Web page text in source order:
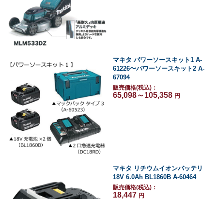
マキタ パワーソースキット1 A-
61226〜パワーソースキット2 A-
67094
販売価格(税込)：
65,098～105,358 円
マキタ リチウムイオンバッテリ
18V 6.0Ah BL1860B A-60464
販売価格(税込)：
18,447 円